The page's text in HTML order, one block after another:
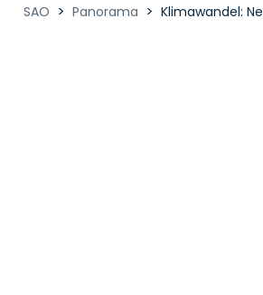
SAO > Panorama > Klimawandel: